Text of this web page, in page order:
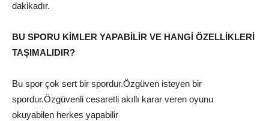
dakikadır.
BU SPORU KİMLER YAPABİLİR VE HANGİ ÖZELLİKLERİ
TAŞIMALIDIR?
Bu spor çok sert bir spordur.Özgüven isteyen bir
spordur.Özgüvenli cesaretli akıllı karar veren oyunu
okuyabilen herkes yapabilir